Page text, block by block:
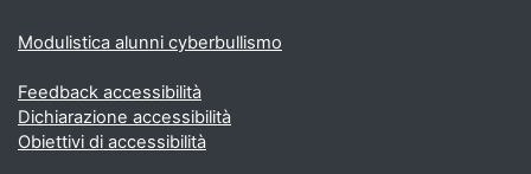
Modulistica alunni cyberbullismo
Feedback accessibilità
Dichiarazione accessibilità
Obiettivi di accessibilità